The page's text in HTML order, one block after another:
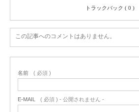
トラックバック ( 0 )
この記事へのコメントはありません。
名前 ( 必須 )
E-MAIL ( 必須 ) - 公開されません -